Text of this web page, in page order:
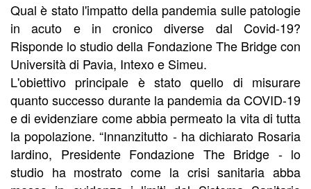
Qual è stato l'impatto della pandemia sulle patologie
in acuto e in cronico diverse dal Covid-19?
Risponde lo studio della Fondazione The Bridge con
Università di Pavia, Intexo e Simeu.
L'obiettivo principale è stato quello di misurare
quanto successo durante la pandemia da COVID-19
e di evidenziare come abbia permeato la vita di tutta
la popolazione. “Innanzitutto - ha dichiarato Rosaria
Iardino, Presidente Fondazione The Bridge - lo
studio ha mostrato come la crisi sanitaria abba